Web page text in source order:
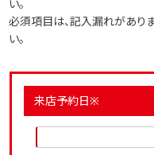
い。
必須項目は、記入漏れがあり
い。
来店予約日※